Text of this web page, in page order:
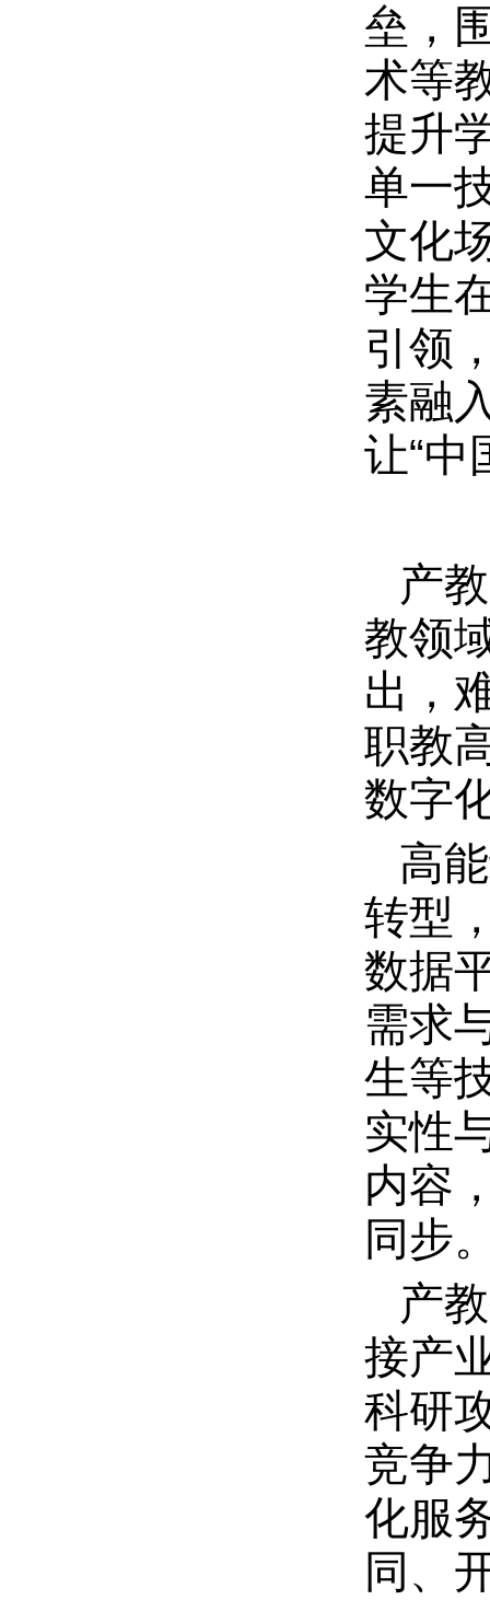
垒，
术等
提升
单一
文化
学生
引领
素融
让“中
产
教领
出，
职教
数字
高
转型
数据
需求
生等
实性
内容
同步
产
接产
科研
竞争
化服
同、